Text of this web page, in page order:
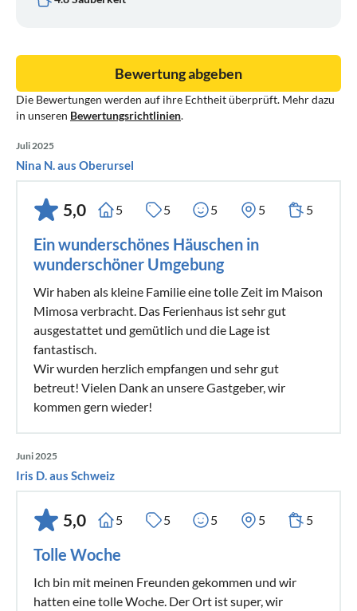
Die Bewertungen werden auf ihre Echtheit überprüft. Mehr dazu
in unseren Bewertungsrichtlinien.
Bewertung abgeben
Juli 2025
Nina N. aus Oberursel
5,0 5 5 5 5 5
Ein wunderschönes Häuschen in
wunderschöner Umgebung
Wir haben als kleine Familie eine tolle Zeit im Maison
Mimosa verbracht. Das Ferienhaus ist sehr gut
ausgestattet und gemütlich und die Lage ist
fantastisch.
Wir wurden herzlich empfangen und sehr gut
betreut! Vielen Dank an unsere Gastgeber, wir
kommen gern wieder!
Juni 2025
Iris D. aus Schweiz
5,0 5 5 5 5 5
Tolle Woche
Ich bin mit meinen Freunden gekommen und wir
hatten eine tolle Woche. Der Ort ist super, wir